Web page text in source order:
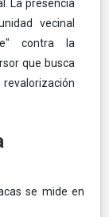
La presencia
vecinal
contra la
que busca
se mide en